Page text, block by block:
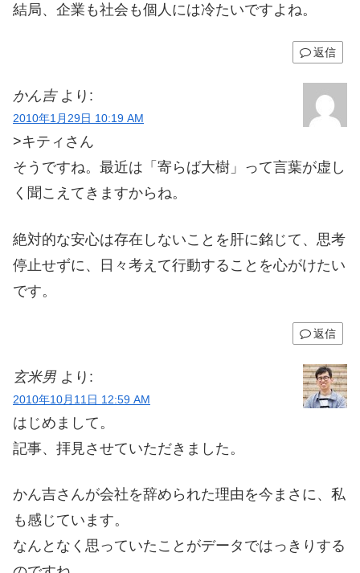
結局、企業も社会も個人には冷たいですよね。
返信
かん吉 より:
2010年1月29日 10:19 AM
>キティさん
そうですね。最近は「寄らば大樹」って言葉が虚し
く聞こえてきますからね。
絶対的な安心は存在しないことを肝に銘じて、思考
停止せずに、日々考えて行動することを心がけたい
です。
返信
玄米男 より:
2010年10月11日 12:59 AM
はじめまして。
記事、拝見させていただきました。
かん吉さんが会社を辞められた理由を今まさに、私
も感じています。
なんとなく思っていたことがデータではっきりする